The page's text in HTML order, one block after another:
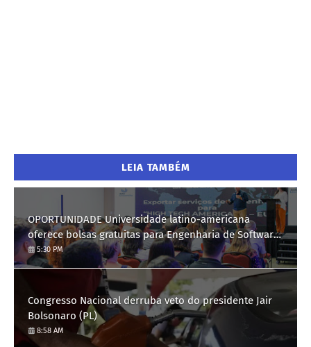
LEIA TAMBÉM
OPORTUNIDADE Universidade latino-americana
oferece bolsas gratuitas para Engenharia de Software;
saiba como se candidatar
5:30 PM
Congresso Nacional derruba veto do presidente Jair
Bolsonaro (PL)
8:58 AM